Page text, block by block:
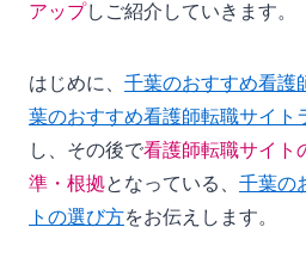
アップしご紹介していきます。
はじめに、 千葉のおすすめ看護
葉のおすすめ看護師転職サイト
し、その後で看護師転職サイト
準・根拠となっている、 千葉の
トの選び方をお伝えします。